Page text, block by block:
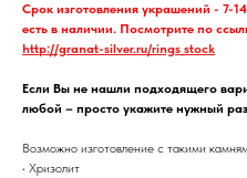
Срок изготовления украшений - 7-
есть в наличии. Посмотрите по
http://granat-silver.ru/rings_stock
Если Вы не нашли подходящего
любой – просто укажите нужный
Возможно изготовление с такими
• Хризолит